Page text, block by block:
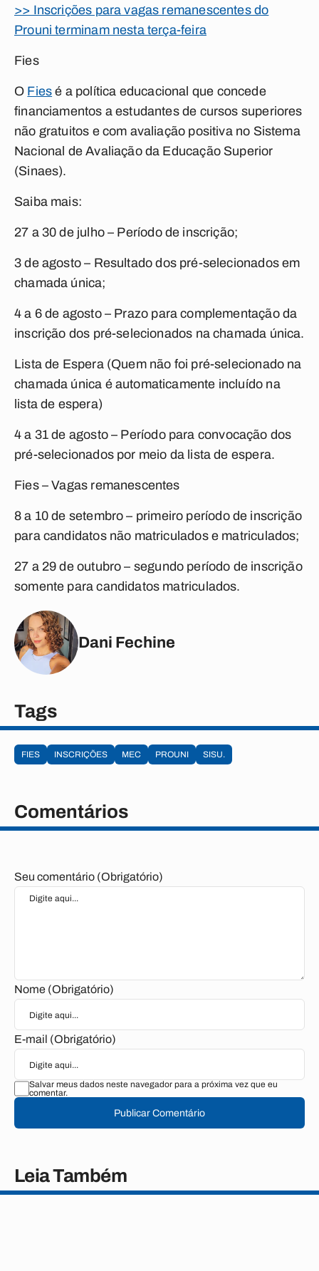
>> Inscrições para vagas remanescentes do
Prouni terminam nesta terça-feira
Fies
O Fies é a política educacional que concede
financiamentos a estudantes de cursos superiores
não gratuitos e com avaliação positiva no Sistema
Nacional de Avaliação da Educação Superior
(Sinaes).
Saiba mais:
27 a 30 de julho– Período de inscrição;
3 de agosto– Resultado dos pré-selecionados em
chamada única;
4 a 6 de agosto– Prazo para complementação da
inscrição dos pré-selecionados na chamada única.
Lista de Espera (Quem não foi pré-selecionado na
chamada única é automaticamente incluído na
lista de espera)
4 a 31 de agosto– Período para convocação dos
pré-selecionados por meio da lista de espera.
Fies – Vagas remanescentes
8 a 10 de setembro – primeiro período de inscrição
para candidatos não matriculados e matriculados;
27 a 29 de outubro – segundo período de inscrição
somente para candidatos matriculados.
Dani Fechine
Tags
FIES INSCRIÇÕES MEC PROUNI SISU.
Comentários
Seu comentário (Obrigatório)
Nome (Obrigatório)
E-mail (Obrigatório)
Salvar meus dados neste navegador para a próxima vez que eu
comentar.
Publicar Comentário
Leia Também